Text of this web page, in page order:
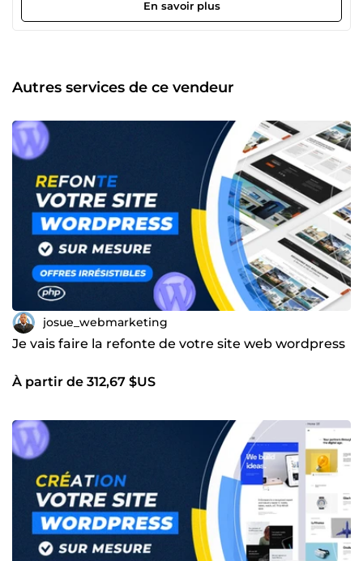
rentables pour générer plus de clients et augmenter leur
vitrine, blog, page de capture…) ✅ Publicité Facebook Ads
&amp; Google Ads pour maximiser votre visibilité et vos
positions sur Google ✅ Gestion des réseaux sociaux et
création de contenu pour capter votre audience idéale 🎯
Mon approche : Je vous offre une solution clé en main, qui
couvre tous les aspects digitaux de votre projet :
développement, stratégie marketing et publicitaire. Vous
gagnez du temps, vous évitez les erreurs coûteuses, et
vous vous concentrez sur ce qui compte : faire grandir
votre business. 🦄 Prêt à passer à l’étape supérieure ?
Contactez-moi dès maintenant pour discuter de votre
projet. Ensemble, on va booster votre visibilité en ligne et
transformer vos visiteurs en clients fidèles.
En savoir plus
Autres services de ce vendeur
josue_webmarketing
Je vais faire la refonte de votre site web wordpress
À partir de 312,67 $US